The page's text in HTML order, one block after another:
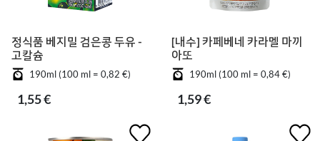
정식품 베지밀 검은콩 두유 -
고칼슘
190ml (100 ml = 0,82 €)
1,55 €
[내수] 카페베네 카라멜 마끼
아또
190ml (100 ml = 0,84 €)
1,59 €